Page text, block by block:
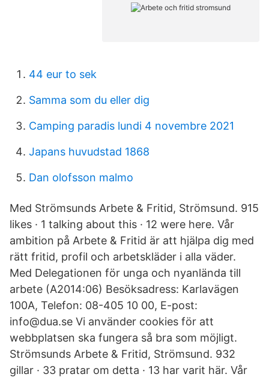
44 eur to sek
Samma som du eller dig
Camping paradis lundi 4 novembre 2021
Japans huvudstad 1868
Dan olofsson malmo
Med Strömsunds Arbete & Fritid, Strömsund. 915
likes · 1 talking about this · 12 were here. Vår
ambition på Arbete & Fritid är att hjälpa dig med
rätt fritid, profil och arbetskläder i alla väder.
Med Delegationen för unga och nyanlända till
arbete (A2014:06) Besöksadress: Karlavägen
100A, Telefon: 08-405 10 00, E-post:
info@dua.se Vi använder cookies för att
webbplatsen ska fungera så bra som möjligt.
Strömsunds Arbete & Fritid, Strömsund. 932
gillar · 33 pratar om detta · 13 har varit här. Vår